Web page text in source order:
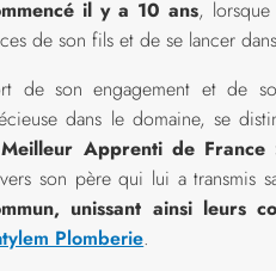
il y a 10 ans,
de son fils et de se lancer
de son engagement et de
dans le domaine, se
Apprenti de France
son père qui lui a transmis
unissant ainsi leurs
Plomberie.